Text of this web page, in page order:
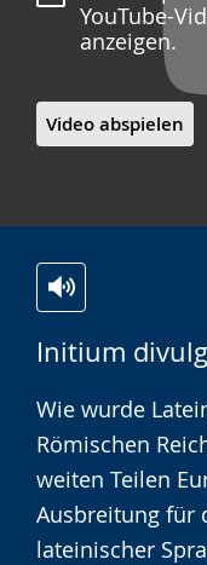
YouTube-
anzeigen.
Video abspielen
Initium
Leichten
Sprache
wechseln.
Audio-
Unterstützung.
Video
in
Deutscher
Gebärdensprache
wird
angezeigt.
Wie wurde
Römischen
weiten Teilen
Ausbreitung für
lateinischer